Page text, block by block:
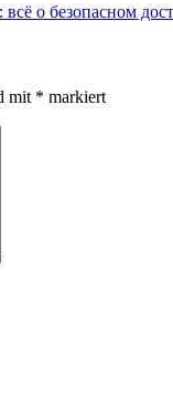
всё о безопасном
mit * markiert